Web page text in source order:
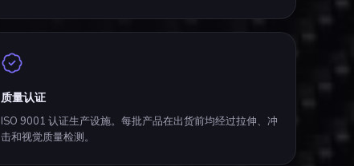
质量认证
ISO 9001 认证生产设施。每批产品在出货前均经过拉伸、冲
击和视觉质量检测。